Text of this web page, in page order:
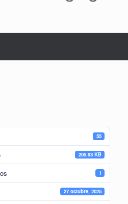
55
205.93 KB
1
27 octubre, 2025